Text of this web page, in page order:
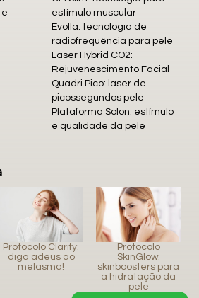
e
estímulo muscular
Evolla: tecnologia de
radiofrequência para pele
Laser Hybrid CO2:
Rejuvenescimento Facial
Quadri Pico: laser de
picossegundos pele
Plataforma Solon: estímulo
e qualidade da pele
Protocolo Clarify:
diga adeus ao
melasma!
Protocolo
SkinGlow:
skinboosters para
a hidratação da
pele